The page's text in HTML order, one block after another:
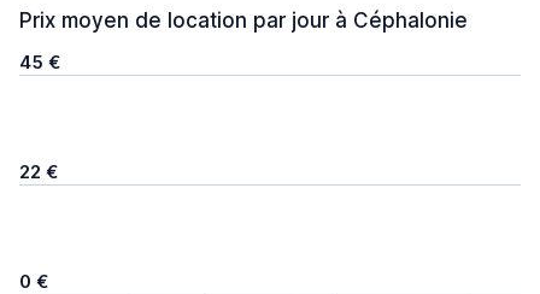
Prix moyen de location par jour à Céphalonie
45 €
22 €
0 €